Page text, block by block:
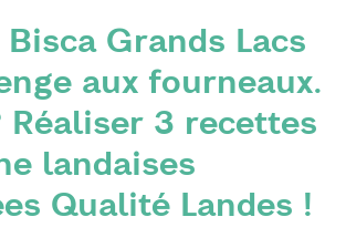
Bisca Grands Lacs
aux fourneaux.
Réaliser 3 recettes
landaises
Qualité Landes !